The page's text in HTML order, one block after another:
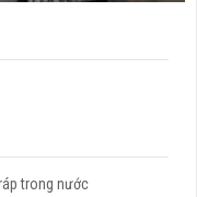
trong nước